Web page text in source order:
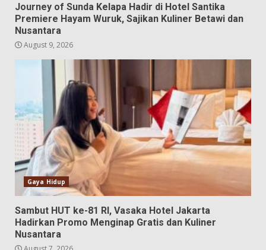
Journey of Sunda Kelapa Hadir di Hotel Santika
Premiere Hayam Wuruk, Sajikan Kuliner Betawi dan
Nusantara
August 9, 2026
Gaya Hidup
Sambut HUT ke-81 RI, Vasaka Hotel Jakarta
Hadirkan Promo Menginap Gratis dan Kuliner
Nusantara